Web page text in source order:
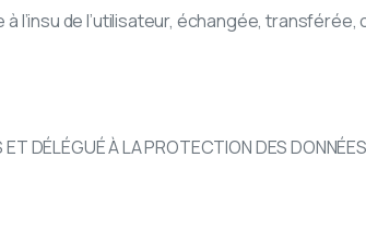
l’insu de l’utilisateur, échangée,
DÉLÉGUÉ À LA PROTECTION DES DONNÉES